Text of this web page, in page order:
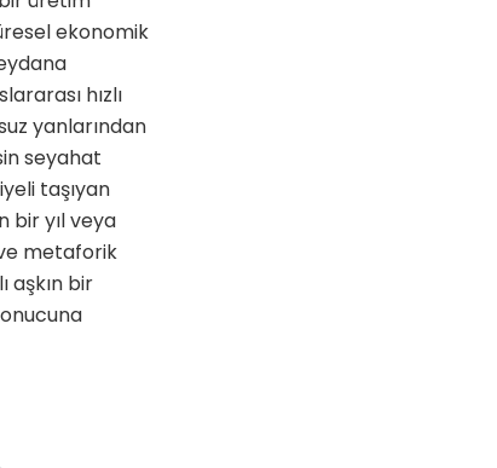
ekonomik
hızlı
yanlarından
seyahat
taşıyan
bir yıl veya
metaforik
aşkın bir